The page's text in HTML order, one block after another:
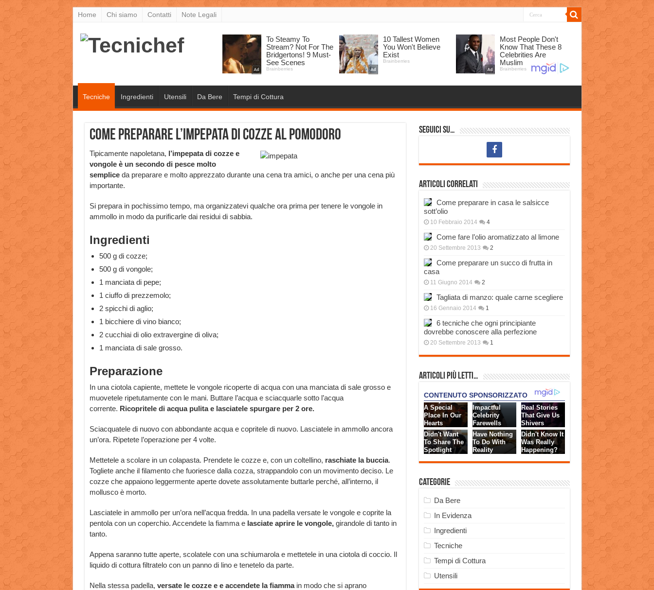
Home Chi siamo Contatti Note Legali
Tecniche Ingredienti Utensili Da Bere Tempi di Cottura
Come preparare l’impepata di cozze al pomodoro
Tipicamente napoletana, l’impepata di cozze e
vongole è un secondo di pesce molto
sempliceda preparare e molto apprezzato durante una cena tra amici, o anche per una cena più
importante.
Si prepara in pochissimo tempo, ma organizzatevi qualche ora prima per tenere le vongole in
ammollo in modo da purificarle dai residui di sabbia.
Ingredienti
500 g di cozze;
500 g di vongole;
1 manciata di pepe;
1 ciuffo di prezzemolo;
2 spicchi di aglio;
1 bicchiere di vino bianco;
2 cucchiai di olio extravergine di oliva;
1 manciata di sale grosso.
Preparazione
In una ciotola capiente, mettete le vongole ricoperte di acqua con una manciata di sale grosso e
muovetele ripetutamente con le mani. Buttare l’acqua e sciacquarle sotto l’acqua
corrente. Ricopritele di acqua pulita e lasciatele spurgare per 2 ore.
Sciacquatele di nuovo con abbondante acqua e copritele di nuovo. Lasciatele in ammollo ancora
un’ora. Ripetete l’operazione per 4 volte.
Mettetele a scolare in un colapasta. Prendete le cozze e, con un coltellino, raschiate la buccia.
Togliete anche il filamento che fuoriesce dalla cozza, strappandolo con un movimento deciso. Le
cozze che appaiono leggermente aperte dovete assolutamente buttarle perché, all’interno, il
mollusco è morto.
Lasciatele in ammollo per un’ora nell’acqua fredda. In una padella versate le vongole e coprite la
pentola con un coperchio. Accendete la fiamma elasciate aprire le vongole,girandole di tanto in
tanto.
Appena saranno tutte aperte, scolatele con una schiumarola e mettetele in una ciotola di coccio. Il
liquido di cottura filtratelo con un panno di lino e tenetelo da parte.
Nella stessa padella, versate le cozze e e accendete la fiamma in modo che si aprano
Seguici su…
Articoli correlati
Come preparare in casa le salsicce
sott’olio
10 Febbraio 2014 4
Come fare l’olio aromatizzato al limone
20 Settembre 2013 2
Come preparare un succo di frutta in
casa
11 Giugno 2014 2
Tagliata di manzo: quale carne scegliere
16 Gennaio 2014 1
6 tecniche che ogni principiante
dovrebbe conoscere alla perfezione
20 Settembre 2013 1
Articoli più Letti…
Categorie
Da Bere
In Evidenza
Ingredienti
Tecniche
Tempi di Cottura
Utensili